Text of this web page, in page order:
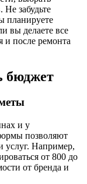
Не забудьте
планируете
вы делаете все
и после ремонта
бюджет
и у
позволяют
услуг. Например,
от 800 до
от бренда и